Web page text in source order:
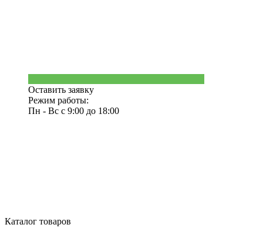
Оставить заявку
Режим работы:
Пн - Вс с 9:00 до 18:00
Каталог товаров